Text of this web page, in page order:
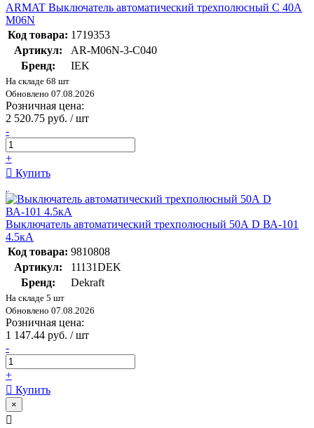
ARMAT Выключатель автоматический трехполюсный C 40А
M06N
Код товара: 1719353
Артикул:
AR-M06N-3-C040
Бренд:
IEK
На складе 68 шт
Обновлено 07.08.2026
Розничная цена:
2 520.75 руб. / шт
-
+
Купить
Выключатель автоматический трехполюсный 50А D ВА-101
4.5кА
Код товара: 9810808
Артикул:
11131DEK
Бренд:
Dekraft
На складе 5 шт
Обновлено 07.08.2026
Розничная цена:
1 147.44 руб. / шт
-
+
Купить
×